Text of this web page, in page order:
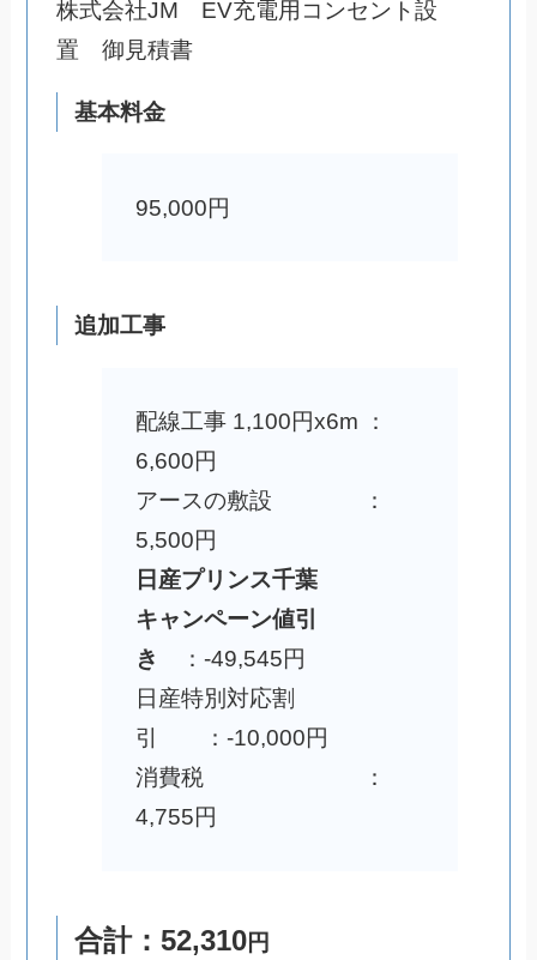
株式会社JM EV充電用コンセント設
置 御見積書
基本料金
95,000円
追加工事
配線工事 1,100円x6m ：
6,600円
アースの敷設 ：
5,500円
日産プリンス千葉
キャンペーン値引
き
：-49,545円
日産特別対応割
引 ：-10,000円
消費税 ：
4,755円
合計：52,310円